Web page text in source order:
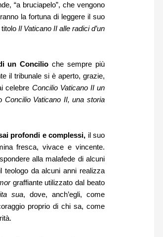
“a bruciapelo”, che vengono
la fortuna di leggere il suo
Il Vaticano II alle radici d’un
un Concilio che sempre più
il tribunale si è aperto, grazie,
celebre Concilio Vaticano II un
Concilio Vaticano II, una storia
profondi e complessi, il suo
fresca, vivace e vincente.
alla malafede di alcuni
teologo da alcuni anni realizza
graffiante utilizzato dal beato
sua, dove, anch’egli, come
proprio di chi sa, come